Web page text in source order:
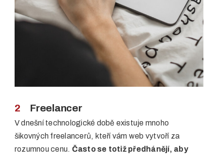
2 Freelancer
V dnešní technologické době existuje mnoho
šikovných freelancerů, kteří vám web vytvoří za
rozumnou cenu. Často se totiž předhánějí, aby